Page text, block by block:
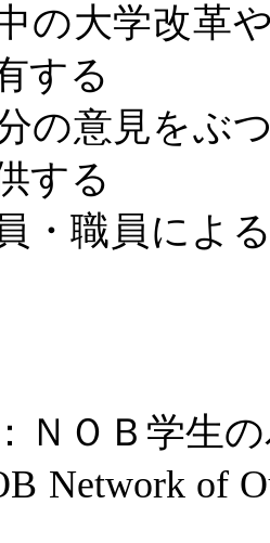
の大学改革
する
の意見をぶ
する
・職員によ
ＮＯＢ学生
Network of